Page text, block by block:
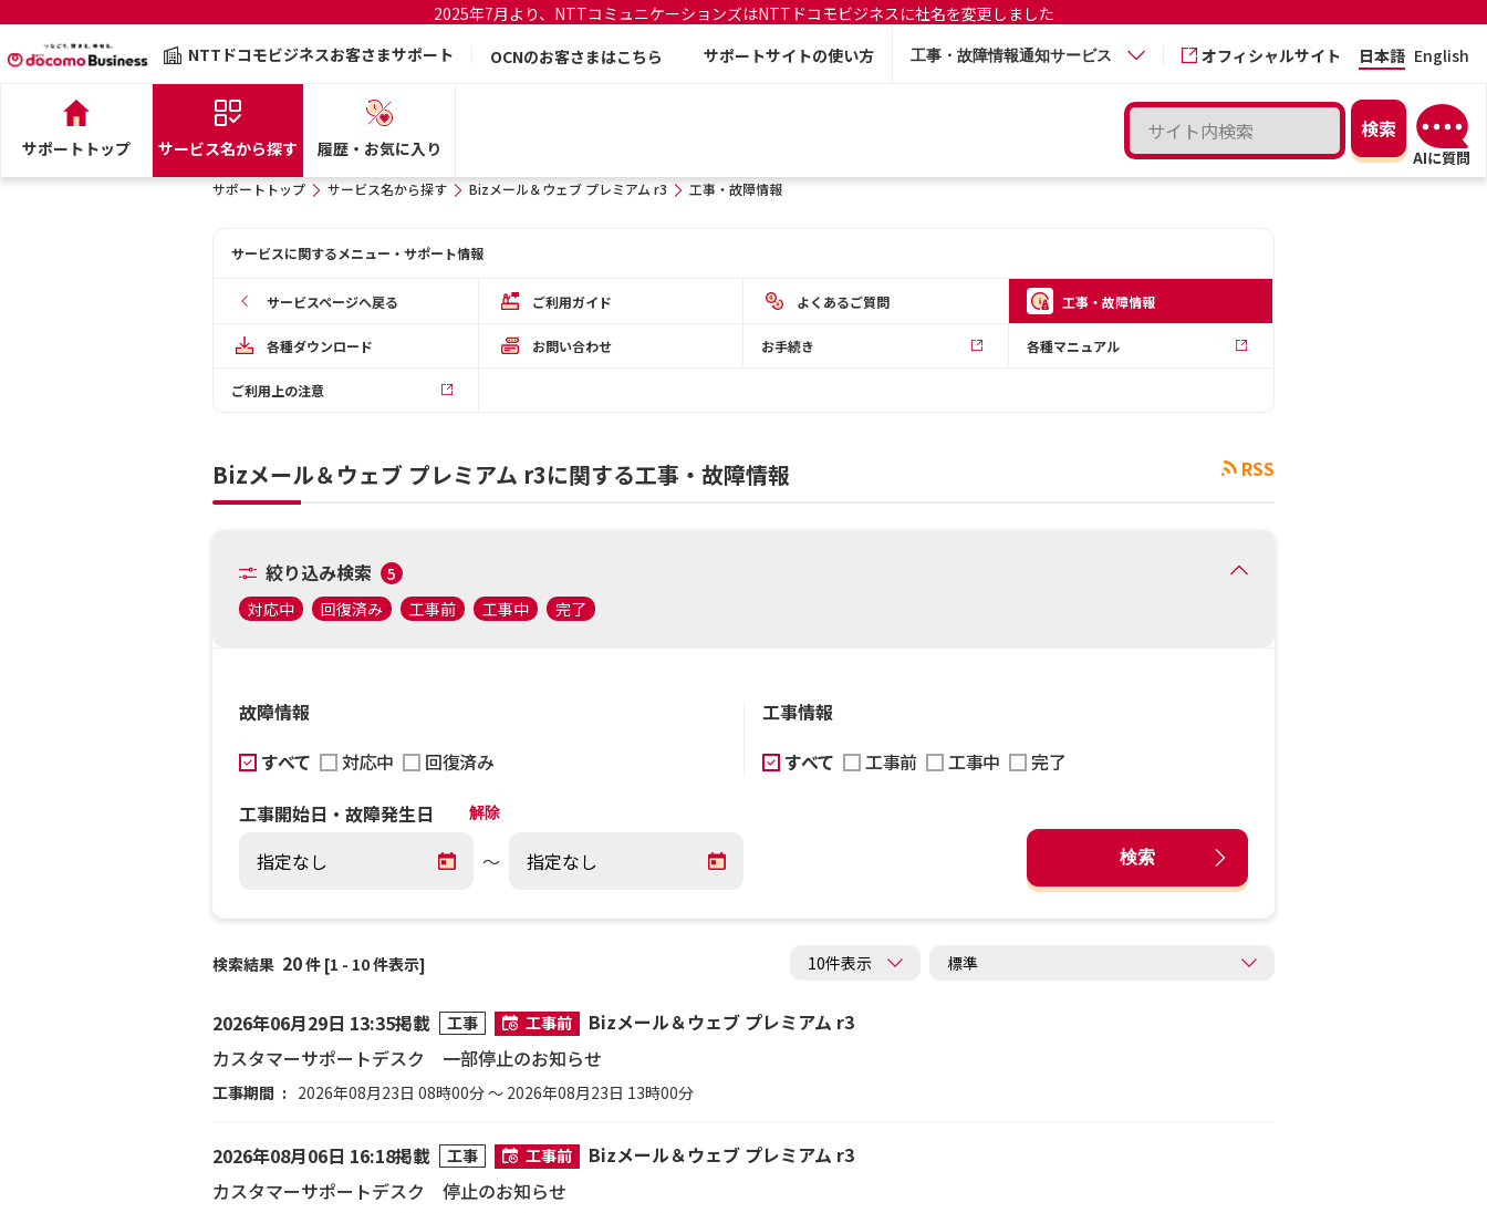
2025年7月より、NTTコミュニケーションズはNTTドコモビジネスに社名を変更しました
NTTドコモビジネスお客さまサポート
OCNのお客さまはこちら サポートサイトの使い方 工事・故障情報通知サービス オフィシャルサイト 日本語 English
サポートトップ サービス名から探す 履歴・お気に入り
サポートトップ サービス名から探す Bizメール＆ウェブ プレミアム r3 工事・故障情報
サービスに関するメニュー・サポート情報
サービスページへ戻る ご利用ガイド よくあるご質問 工事・故障情報
各種ダウンロード お問い合わせ お手続き 各種マニュアル
ご利用上の注意
RSS
Bizメール＆ウェブ プレミアム r3に関する工事・故障情報
絞り込み検索
5
対応中
回復済み 工事前 工事中 完了
故障情報
すべて
対応中 回復済み
工事情報
すべて
工事前 工事中
完了
工事開始日・故障発生日
解除
～ 検索
検索結果 20件 [1 - 10 件表示]
2026年06月29日 13:35掲載 工事 工事前
Bizメール＆ウェブ プレミアム r3
カスタマーサポートデスク 一部停止のお知らせ
工事期間 2026年08月23日 08時00分 ～ 2026年08月23日 13時00分
2026年08月06日 16:18掲載 工事 工事前
Bizメール＆ウェブ プレミアム r3
カスタマーサポートデスク 停止のお知らせ